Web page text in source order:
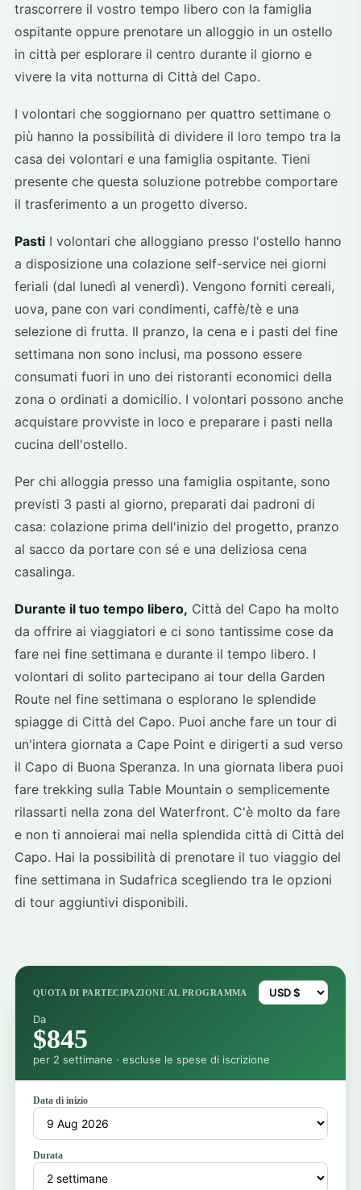
trascorrere il vostro tempo libero con la famiglia
ospitante oppure prenotare un alloggio in un ostello
in città per esplorare il centro durante il giorno e
vivere la vita notturna di Città del Capo.
I volontari che soggiornano per quattro settimane o
più hanno la possibilità di dividere il loro tempo tra la
casa dei volontari e una famiglia ospitante. Tieni
presente che questa soluzione potrebbe comportare
il trasferimento a un progetto diverso.
Pasti I volontari che alloggiano presso l'ostello hanno
a disposizione una colazione self-service nei giorni
feriali (dal lunedì al venerdì). Vengono forniti cereali,
uova, pane con vari condimenti, caffè/tè e una
selezione di frutta. Il pranzo, la cena e i pasti del fine
settimana non sono inclusi, ma possono essere
consumati fuori in uno dei ristoranti economici della
zona o ordinati a domicilio. I volontari possono anche
acquistare provviste in loco e preparare i pasti nella
cucina dell'ostello.
Per chi alloggia presso una famiglia ospitante, sono
previsti 3 pasti al giorno, preparati dai padroni di
casa: colazione prima dell'inizio del progetto, pranzo
al sacco da portare con sé e una deliziosa cena
casalinga.
Durante il tuo tempo libero, Città del Capo ha molto
da offrire ai viaggiatori e ci sono tantissime cose da
fare nei fine settimana e durante il tempo libero. I
volontari di solito partecipano ai tour della Garden
Route nel fine settimana o esplorano le splendide
spiagge di Città del Capo. Puoi anche fare un tour di
un'intera giornata a Cape Point e dirigerti a sud verso
il Capo di Buona Speranza. In una giornata libera puoi
fare trekking sulla Table Mountain o semplicemente
rilassarti nella zona del Waterfront. C'è molto da fare
e non ti annoierai mai nella splendida città di Città del
Capo. Hai la possibilità di prenotare il tuo viaggio del
fine settimana in Sudafrica scegliendo tra le opzioni
di tour aggiuntivi disponibili.
QUOTA DI PARTECIPAZIONE AL PROGRAMMA
Da
$845
per 2 settimane · escluse le spese di iscrizione
Data di inizio
Durata